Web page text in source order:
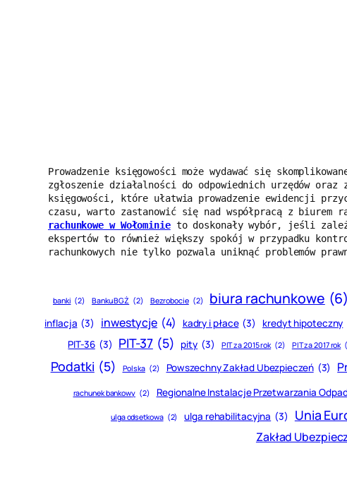
Prowadzenie księgowości może wydawać się
zgłoszenie działalności do odpowiednich urzędów oraz
księgowości, które ułatwia prowadzenie ewidencji
czasu, warto zastanowić się nad współpracą z biurem
rachunkowe w Wołominie to doskonały wybór, jeśli
ekspertów to również większy spokój w przypadku
rachunkowych nie tylko pozwala uniknąć problemów
banki (2) Banku BGŻ (2) Bezrobocie (2) biura rachunkowe (6)
inflacja (3) inwestycje (4) kadry i płace (3) kredyt hipoteczny
PIT-36 (3) PIT-37 (5) pity (3) PIT za 2015 rok (2) PIT za 2017 rok
Podatki (5) Polska (2) Powszechny Zakład Ubezpieczeń (3)
rachunek bankowy (2) Regionalne Instalacje Przetwarzania
ulga odsetkowa (2) ulga rehabilitacyjna (3) Unia
Zakład